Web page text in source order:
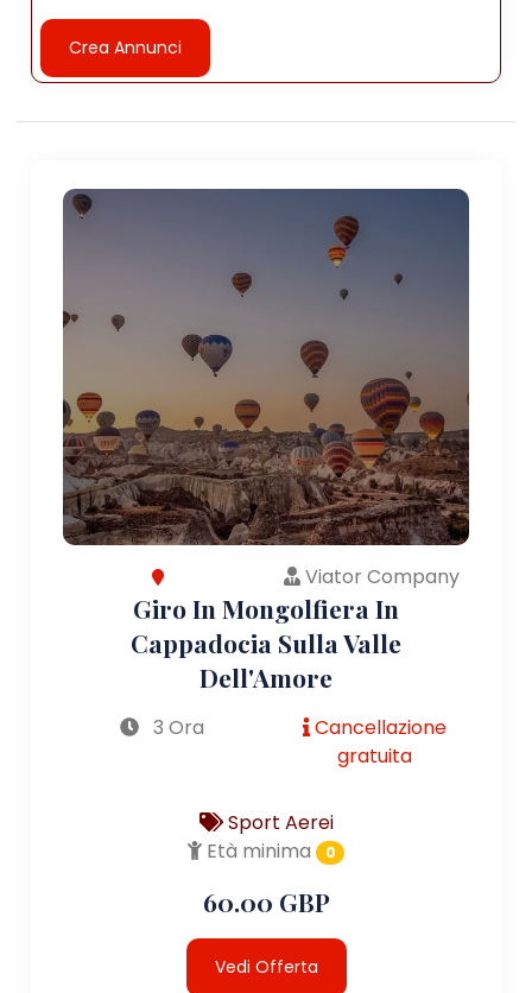
Crea Annunci
Viator Company
Giro In Mongolfiera In
Cappadocia Sulla Valle
Dell'Amore
3 Ora
Cancellazione
gratuita
Sport Aerei
Età minima
0
60.00 GBP
Vedi Offerta